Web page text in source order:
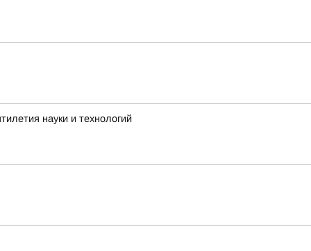
науки и технологий